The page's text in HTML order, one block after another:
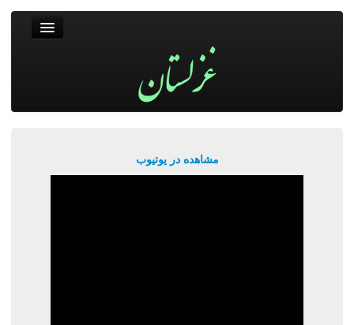
مشاهده در یوتیوب